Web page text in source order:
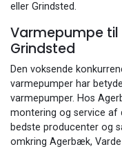
eller Grindsted.
Varmepumpe
Grindsted
Den voksende
varmepumper har
varmepumper. Hos
montering og service af
bedste producenter og
omkring Agerbæk,